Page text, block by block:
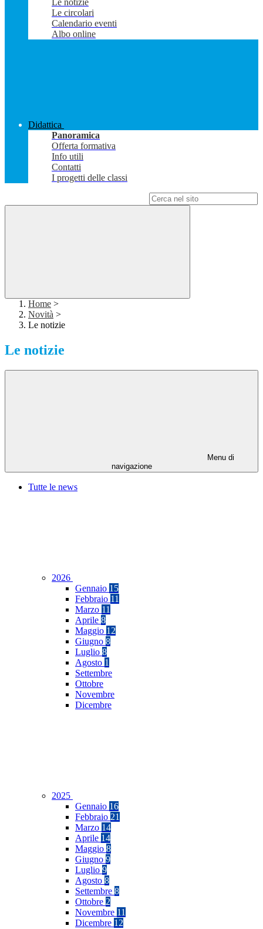
Le notizie
Le circolari
Calendario eventi
Albo online
Didattica
Panoramica
Offerta formativa
Info utili
Contatti
I progetti delle classi
Home >
Novità >
Le notizie
Le notizie
Menu di
navigazione
Tutte le news
2026
Gennaio 15
Febbraio 11
Marzo 11
Aprile 8
Maggio 12
Giugno 8
Luglio 8
Agosto 1
Settembre
Ottobre
Novembre
Dicembre
2025
Gennaio 16
Febbraio 21
Marzo 14
Aprile 14
Maggio 8
Giugno 9
Luglio 9
Agosto 8
Settembre 8
Ottobre 2
Novembre 11
Dicembre 12